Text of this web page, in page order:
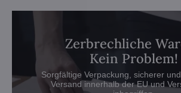
Zerbrechliche
Kein Problem!
Sorgfältige Verpackung, sicherer
Versand innerhalb der EU und